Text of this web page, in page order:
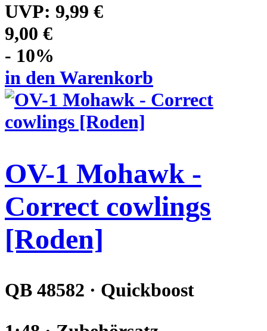
UVP: 9,99 €
9,00 €
- 10%
in den Warenkorb
OV-1 Mohawk -
Correct cowlings
[Roden]
QB 48582 · Quickboost